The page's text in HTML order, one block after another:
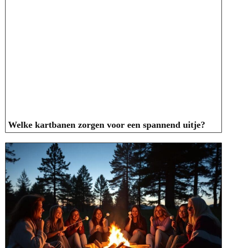
Welke kartbanen zorgen voor een spannend uitje?